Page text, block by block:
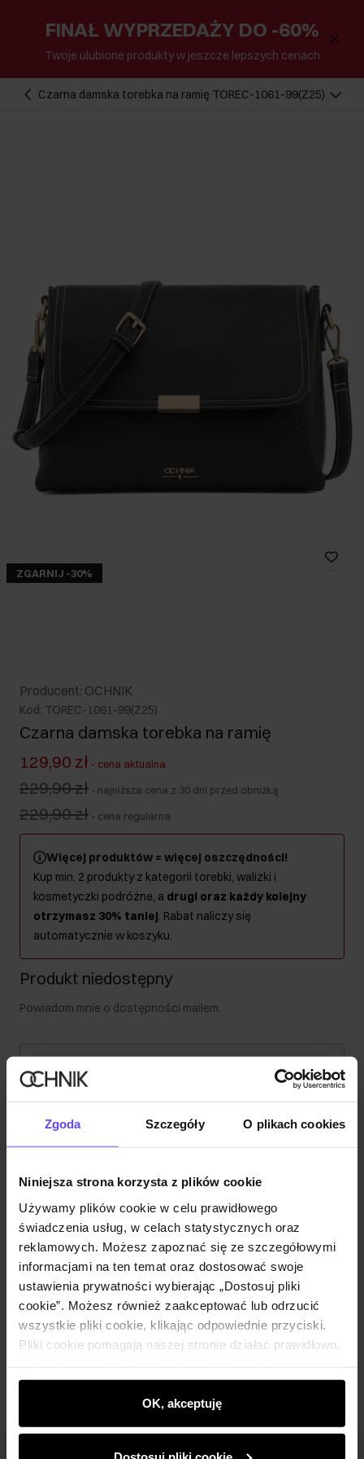
Zgoda Szczegóły O plikach cookies
Niniejsza strona korzysta z plików cookie
Używamy plików cookie w celu prawidłowego
świadczenia usług, w celach statystycznych oraz
reklamowych. Możesz zapoznać się ze szczegółowymi
informacjami na ten temat oraz dostosować swoje
ustawienia prywatności wybierając „Dostosuj pliki
cookie”. Możesz również zaakceptować lub odrzucić
wszystkie pliki cookie, klikając odpowiednie przyciski.
Pliki cookie pomagają naszej stronie działać prawidłowo.
wyświetlać im dopasowane do ich preferencji treści,
rekomendacje oraz komunikaty reklamowe informujące o
najnowszych promocjach w e-sklepie. Informacje o tym,
OK, akceptuję
FINAŁ WYPRZEDAŻY DO -60%
Twoje ulubione produkty w jeszcze lepszych cenach
Czarna damska torebka na ramię TOREC-1061-99(Z25)
ZGARNIJ -30%
Producent: OCHNIK
Kod: TOREC-1061-99(Z25)
Czarna damska torebka na ramię
129,90 zł - cena aktualna
229,90 zł - najniższa cena z 30 dni przed obniżką
229,90 zł - cena regularna
Więcej produktów = więcej oszczędności!
Kup min. 2 produkty z kategorii torebki, walizki i
kosmetyczki podróżne, a drugi oraz każdy kolejny
otrzymasz 30% taniej. Rabat naliczy się
automatycznie w koszyku.
Produkt niedostępny
Powiadom mnie o dostępności mailem.
Powiadom o dostępności
Opis produktu
Szczegóły
Skład i wymiary
Opinie